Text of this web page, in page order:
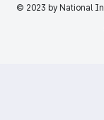
© 2023 by National